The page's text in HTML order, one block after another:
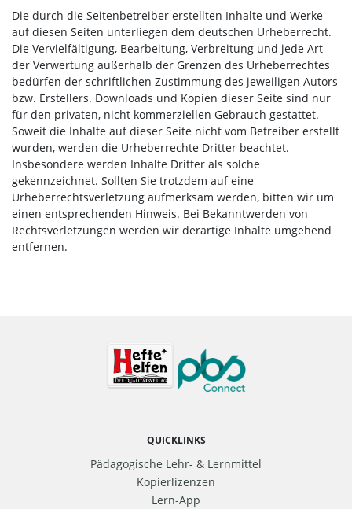
Die durch die Seitenbetreiber erstellten Inhalte und Werke
auf diesen Seiten unterliegen dem deutschen Urheberrecht.
Die Vervielfältigung, Bearbeitung, Verbreitung und jede Art
der Verwertung außerhalb der Grenzen des Urheberrechtes
bedürfen der schriftlichen Zustimmung des jeweiligen Autors
bzw. Erstellers. Downloads und Kopien dieser Seite sind nur
für den privaten, nicht kommerziellen Gebrauch gestattet.
Soweit die Inhalte auf dieser Seite nicht vom Betreiber erstellt
wurden, werden die Urheberrechte Dritter beachtet.
Insbesondere werden Inhalte Dritter als solche
gekennzeichnet. Sollten Sie trotzdem auf eine
Urheberrechtsverletzung aufmerksam werden, bitten wir um
einen entsprechenden Hinweis. Bei Bekanntwerden von
Rechtsverletzungen werden wir derartige Inhalte umgehend
entfernen.
QUICKLINKS
Pädagogische Lehr- & Lernmittel
Kopierlizenzen
Lern-App